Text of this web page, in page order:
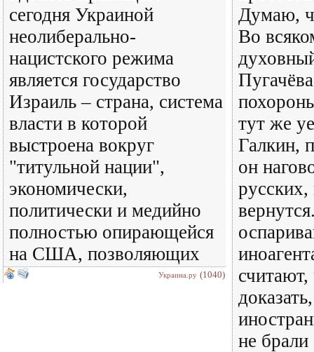
сегодня Украиной
неолиберально-
нацистского режима
является государство
Израиль – страна, система
власти в которой
выстроена вокруг
"титульной нации",
экономически,
политически и медийно
полностью опирающейся
на США, позволяющих
Украина.ру (1040)
Думаю,
Во
тут же
Галкин,
он
русских,
не брали